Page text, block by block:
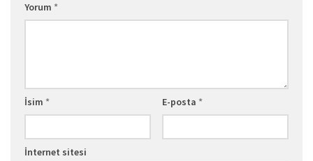
Yorum *
İsim * E-posta *
İnternet sitesi